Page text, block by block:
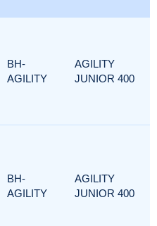
BH-
AGILITY
AGILITY
JUNIOR 400
BH-
AGILITY
AGILITY
JUNIOR 400